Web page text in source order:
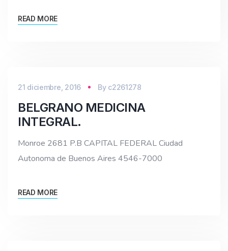
READ MORE
21 diciembre, 2016 By c2261278
BELGRANO MEDICINA
INTEGRAL.
Monroe 2681 P.B CAPITAL FEDERAL Ciudad
Autonoma de Buenos Aires 4546-7000
READ MORE